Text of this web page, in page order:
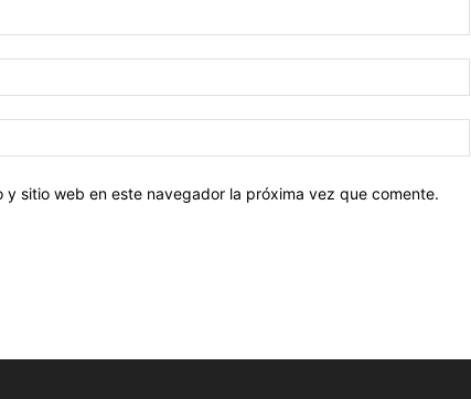
sitio web en este navegador la próxima vez que comente.